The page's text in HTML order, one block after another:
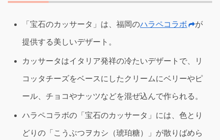
「宝石のカッサータ」は、福岡のハラペコラボ が
提供する美しいデザート。
カッサータはイタリア発祥の冷たいデザートで、リ
コッタチーズをベースにしたクリームにベリーやピ
ール、チョコやナッツなどを混ぜ込んで作られる。
ハラペコラボの「宝石のカッサータ」には、色とり
どりの「こうぶつヲカシ（琥珀糖）」が散りばめら